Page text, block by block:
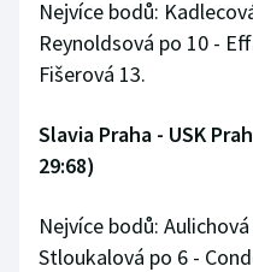
Parasport
Plavání
Plážový volejbal
Rychlobruslení
Nejvíce bodů:
Reynoldsová po 10 -
Fišerová 13.
Slavia Praha - USK
29:68)
Nejvíce bodů:
Stloukalová po 6 -